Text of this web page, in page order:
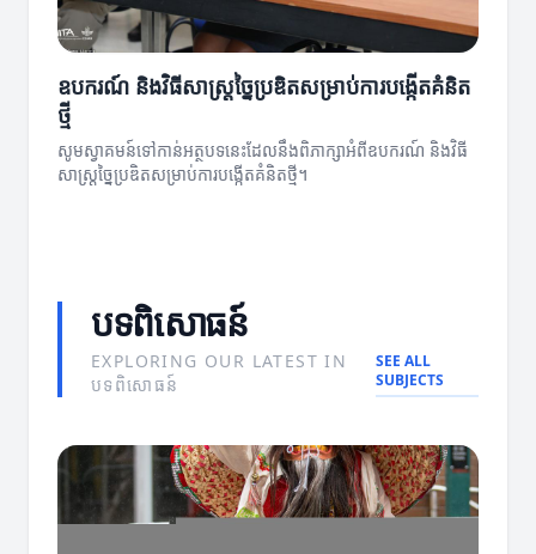
ឧបករណ៍ និងវិធីសាស្ត្រច្នៃប្រឌិតសម្រាប់ការបង្កើតគំនិត
ថ្មី
សូមស្វាគមន៍ទៅកាន់អត្ថបទនេះដែលនឹងពិភាក្សាអំពីឧបករណ៍ និងវិធី
សាស្ត្រច្នៃប្រឌិតសម្រាប់ការបង្កើតគំនិតថ្មី។
បទពិសោធន៍
EXPLORING OUR LATEST IN
បទពិសោធន៍
SEE ALL
SUBJECTS